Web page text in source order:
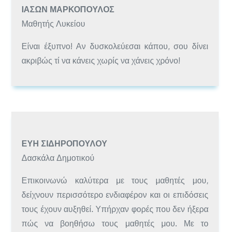
ΙΆΣΩΝ ΜΑΡΚΌΠΟΥΛΟΣ
Μαθητής Λυκείου
Είναι έξυπνο! Αν δυσκολεύεσαι κάπου, σου δίνει
ακριβώς τί να κάνεις χωρίς να χάνεις χρόνο!
ΕΎΗ ΣΙΔΗΡΟΠΟΎΛΟΥ
Δασκάλα Δημοτικού
Επικοινωνώ καλύτερα με τους μαθητές μου,
δείχνουν περισσότερο ενδιαφέρον και οι επιδόσεις
τους έχουν αυξηθεί. Υπήρχαν φορές που δεν ήξερα
πώς να βοηθήσω τους μαθητές μου. Με το